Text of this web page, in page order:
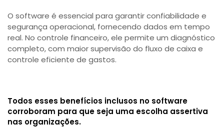
O software é essencial para garantir confiabilidade e
segurança operacional, fornecendo dados em tempo
real. No controle financeiro, ele permite um diagnóstico
completo, com maior supervisão do fluxo de caixa e
controle eficiente de gastos.
Todos esses benefícios inclusos no software
corroboram para que seja uma escolha assertiva
nas organizações.